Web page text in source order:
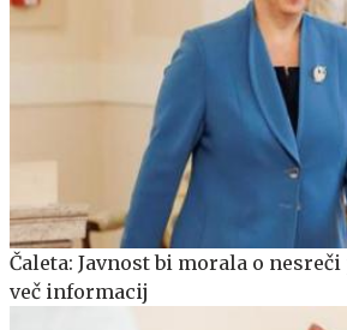
Čaleta: Javnost bi morala o
več informacij